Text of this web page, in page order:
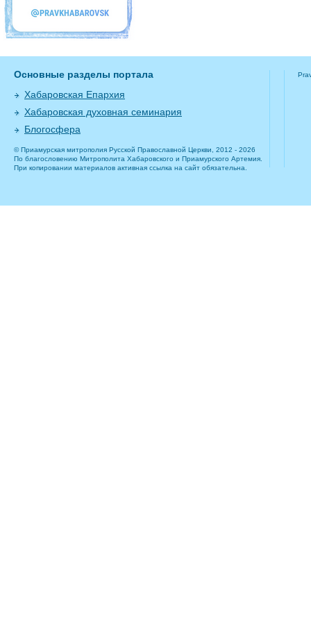
Основные разделы портала
Хабаровская Епархия
Хабаровская духовная семинария
Блогосфера
© Приамурская митрополия Русской Православной Церкви, 2012 - 2026
По благословению Митрополита Хабаровского и Приамурского Артемия.
При копировании материалов активная ссылка на сайт обязательна.